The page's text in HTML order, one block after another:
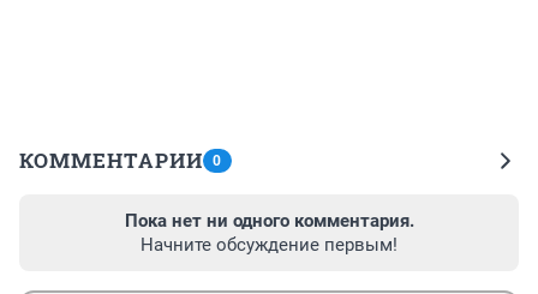
КОММЕНТАРИИ 0
Пока нет ни одного комментария.
Начните обсуждение первым!